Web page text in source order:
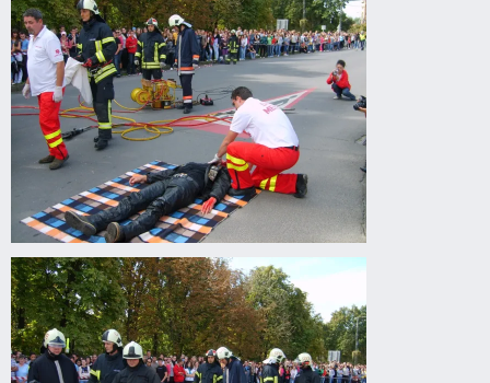
Gyomaendrődön
Drogprevenciós
előadás
Gyomaendrődön